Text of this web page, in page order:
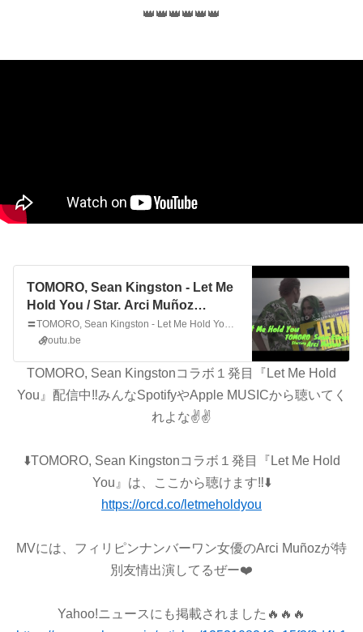
👑👑👑👑👑👑
TOMORO, Sean Kingston - Let Me
Hold You / Star. Arci Muñoz
(Official Video)
〓TOMORO, Sean Kingston - Let Me Hold You〓https://orcd.co/letmeholdyou〓TOMORO Instagram〓https://www.instagram.com/king_tomoro_6666〓TOMORO Spotify〓https://open...
youtu.be
TOMORO, Sean Kingstonコラボ１発目『Let Me Hold
You』 配信中‼️みんなSpotifyやApple MUSICから聴いてく
れよな✌️✌️
⬇️TOMORO, Sean Kingstonコラボ１発目『Let Me Hold
You』は、ここから聴けます‼️⬇️
https://orcd.co/letmeholdyou
MVには、フィリピンナンバーワン女優のArci Muñozが特
別友情出演してるぜー❤️
Yahoo!ニュースにも掲載されました🔥🔥🔥